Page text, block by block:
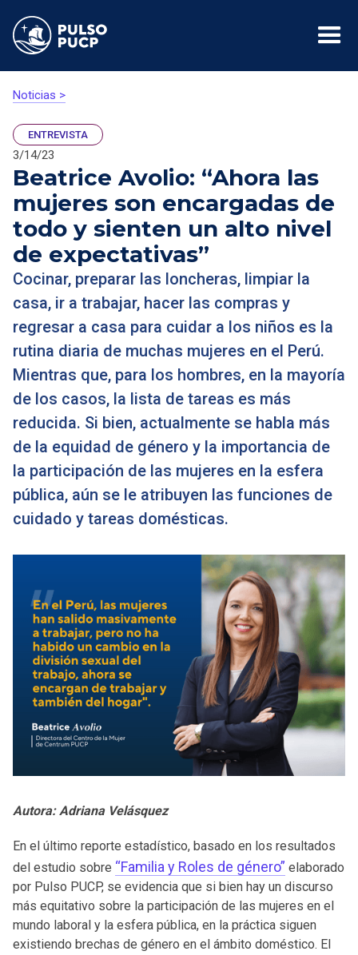
Noticias >
ENTREVISTA
3/14/23
Beatrice Avolio: “Ahora las
mujeres son encargadas de
todo y sienten un alto nivel
de expectativas”
Cocinar, preparar las loncheras, limpiar la
casa, ir a trabajar, hacer las compras y
regresar a casa para cuidar a los niños es la
rutina diaria de muchas mujeres en el Perú.
Mientras que, para los hombres, en la mayoría
de los casos, la lista de tareas es más
reducida. Si bien, actualmente se habla más
de la equidad de género y la importancia de
la participación de las mujeres en la esfera
pública, aún se le atribuyen las funciones de
cuidado y tareas domésticas.
Autora: Adriana Velásquez
En el último reporte estadístico, basado en los resultados
del estudio sobre “Familia y Roles de género” elaborado
por Pulso PUCP, se evidencia que si bien hay un discurso
más equitativo sobre la participación de las mujeres en el
mundo laboral y la esfera pública, en la práctica siguen
existiendo brechas de género en el ámbito doméstico. El